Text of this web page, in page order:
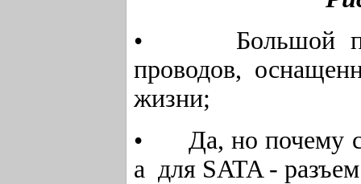
• Большой
проводов,
жизни;
• Да, но почему
а для SATA -